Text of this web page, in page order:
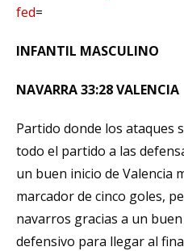
fed=
INFANTIL MASCULINO
NAVARRA 33:28 VALENCIA
Partido donde los ataques
todo el partido a las
un buen inicio de Valencia
marcador de cinco goles,
navarros gracias a un
defensivo para llegar al